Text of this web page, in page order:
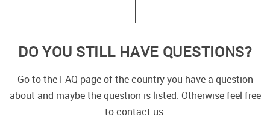
DO YOU STILL HAVE QUESTIONS?
Go to the FAQ page of the country you have a question
about and maybe the question is listed. Otherwise feel free
to contact us.